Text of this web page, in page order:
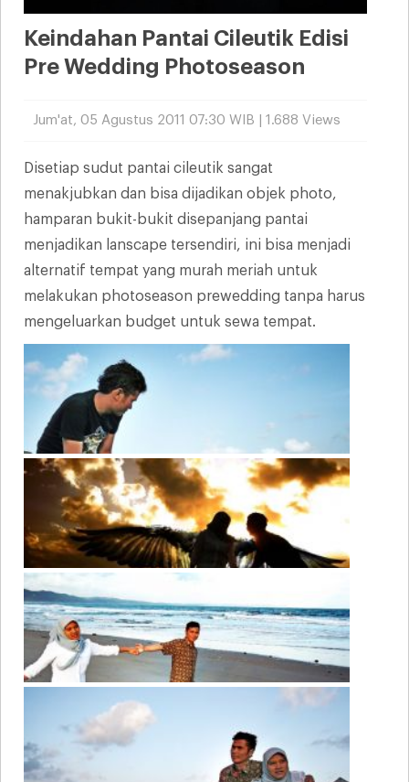
Keindahan Pantai Cileutik Edisi
Pre Wedding Photoseason
Jum'at, 05 Agustus 2011 07:30 WIB | 1.688 Views
Disetiap sudut pantai cileutik sangat
menakjubkan dan bisa dijadikan objek photo,
hamparan bukit-bukit disepanjang pantai
menjadikan lanscape tersendiri, ini bisa menjadi
alternatif tempat yang murah meriah untuk
melakukan photoseason prewedding tanpa harus
mengeluarkan budget untuk sewa tempat.